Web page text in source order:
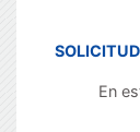
En